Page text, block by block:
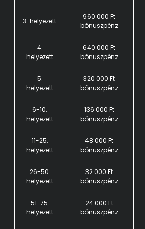
3. helyezett
960 000 Ft
bónuszpénz
4.
helyezett
640 000 Ft
bónuszpénz
5.
helyezett
320 000 Ft
bónuszpénz
6-10.
helyezett
136 000 Ft
bónuszpénz
11-25.
helyezett
48 000 Ft
bónuszpénz
26-50.
helyezett
32 000 Ft
bónuszpénz
51-75.
helyezett
24 000 Ft
bónuszpénz